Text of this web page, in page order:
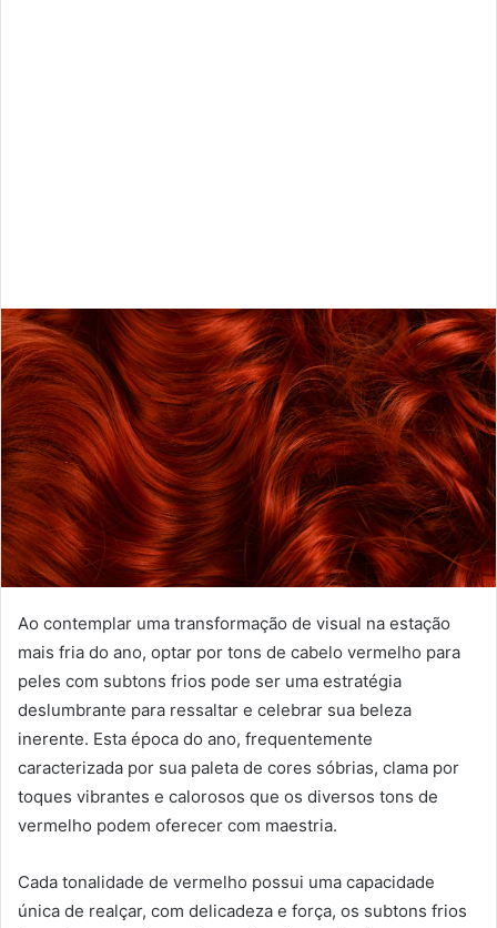
Ao contemplar uma transformação de visual na estação
mais fria do ano, optar por tons de cabelo vermelho para
peles com subtons frios pode ser uma estratégia
deslumbrante para ressaltar e celebrar sua beleza
inerente. Esta época do ano, frequentemente
caracterizada por sua paleta de cores sóbrias, clama por
toques vibrantes e calorosos que os diversos tons de
vermelho podem oferecer com maestria.
Cada tonalidade de vermelho possui uma capacidade
única de realçar, com delicadeza e força, os subtons frios